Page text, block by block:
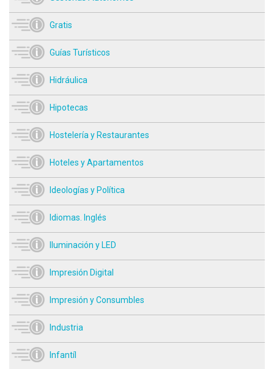
Gratis
Guías Turísticos
Hidráulica
Hipotecas
Hostelería y Restaurantes
Hoteles y Apartamentos
Ideologías y Política
Idiomas. Inglés
Iluminación y LED
Impresión Digital
Impresión y Consumbles
Industria
Infantíl